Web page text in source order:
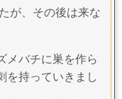
が、その後は来な
メバチに巣を作ら
を持っていきまし